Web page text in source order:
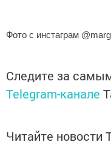
Фото с инстаграм
Следите за
Telegram-канале
Читайте новости